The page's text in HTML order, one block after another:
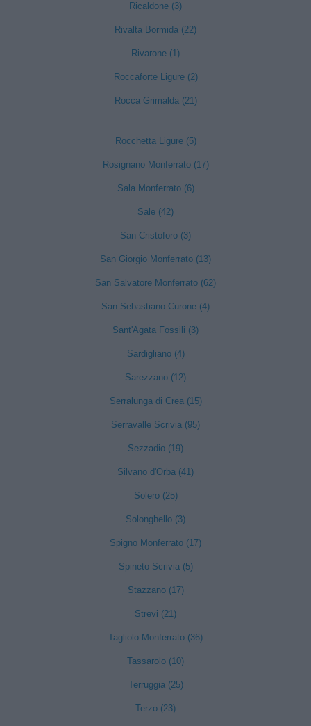
Ricaldone (3)
Rivalta Bormida (22)
Rivarone (1)
Roccaforte Ligure (2)
Rocca Grimalda (21)
Rocchetta Ligure (5)
Rosignano Monferrato (17)
Sala Monferrato (6)
Sale (42)
San Cristoforo (3)
San Giorgio Monferrato (13)
San Salvatore Monferrato (62)
San Sebastiano Curone (4)
Sant'Agata Fossili (3)
Sardigliano (4)
Sarezzano (12)
Serralunga di Crea (15)
Serravalle Scrivia (95)
Sezzadio (19)
Silvano d'Orba (41)
Solero (25)
Solonghello (3)
Spigno Monferrato (17)
Spineto Scrivia (5)
Stazzano (17)
Strevi (21)
Tagliolo Monferrato (36)
Tassarolo (10)
Terruggia (25)
Terzo (23)